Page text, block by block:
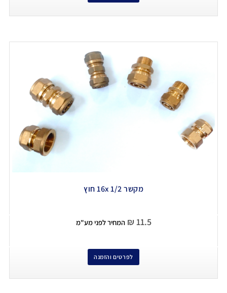
מקשר 16x 1/2 חוץ
₪ 11.5 המחיר לפני מע"מ
לפרטים והזמנה